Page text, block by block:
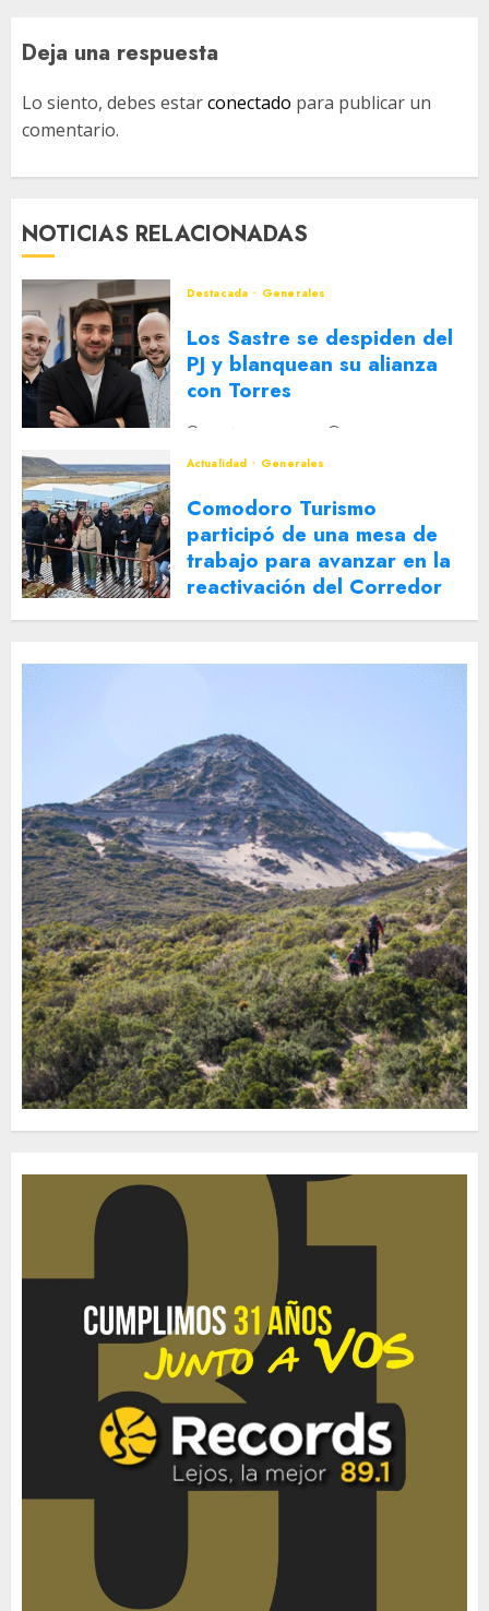
Deja una respuesta
Lo siento, debes estarconectado para publicar un
comentario.
NOTICIAS RELACIONADAS
Destacada Generales
Los Sastre se despiden del
PJ y blanquean su alianza
con Torres
2 DE AGOSTO DE 2026
Actualidad
Generales
Comodoro Turismo
participó de una mesa de
trabajo para avanzar en la
reactivación del Corredor
Turístico Integrado